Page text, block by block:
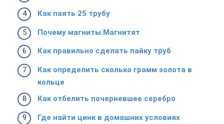
Как паять 25 трубу
Почему магниты Магнитят
Как правильно сделать пайку труб
Как определить сколько грамм золота в
кольце
Как отбелить почерневшее серебро
Где найти цинк в домашних условиях